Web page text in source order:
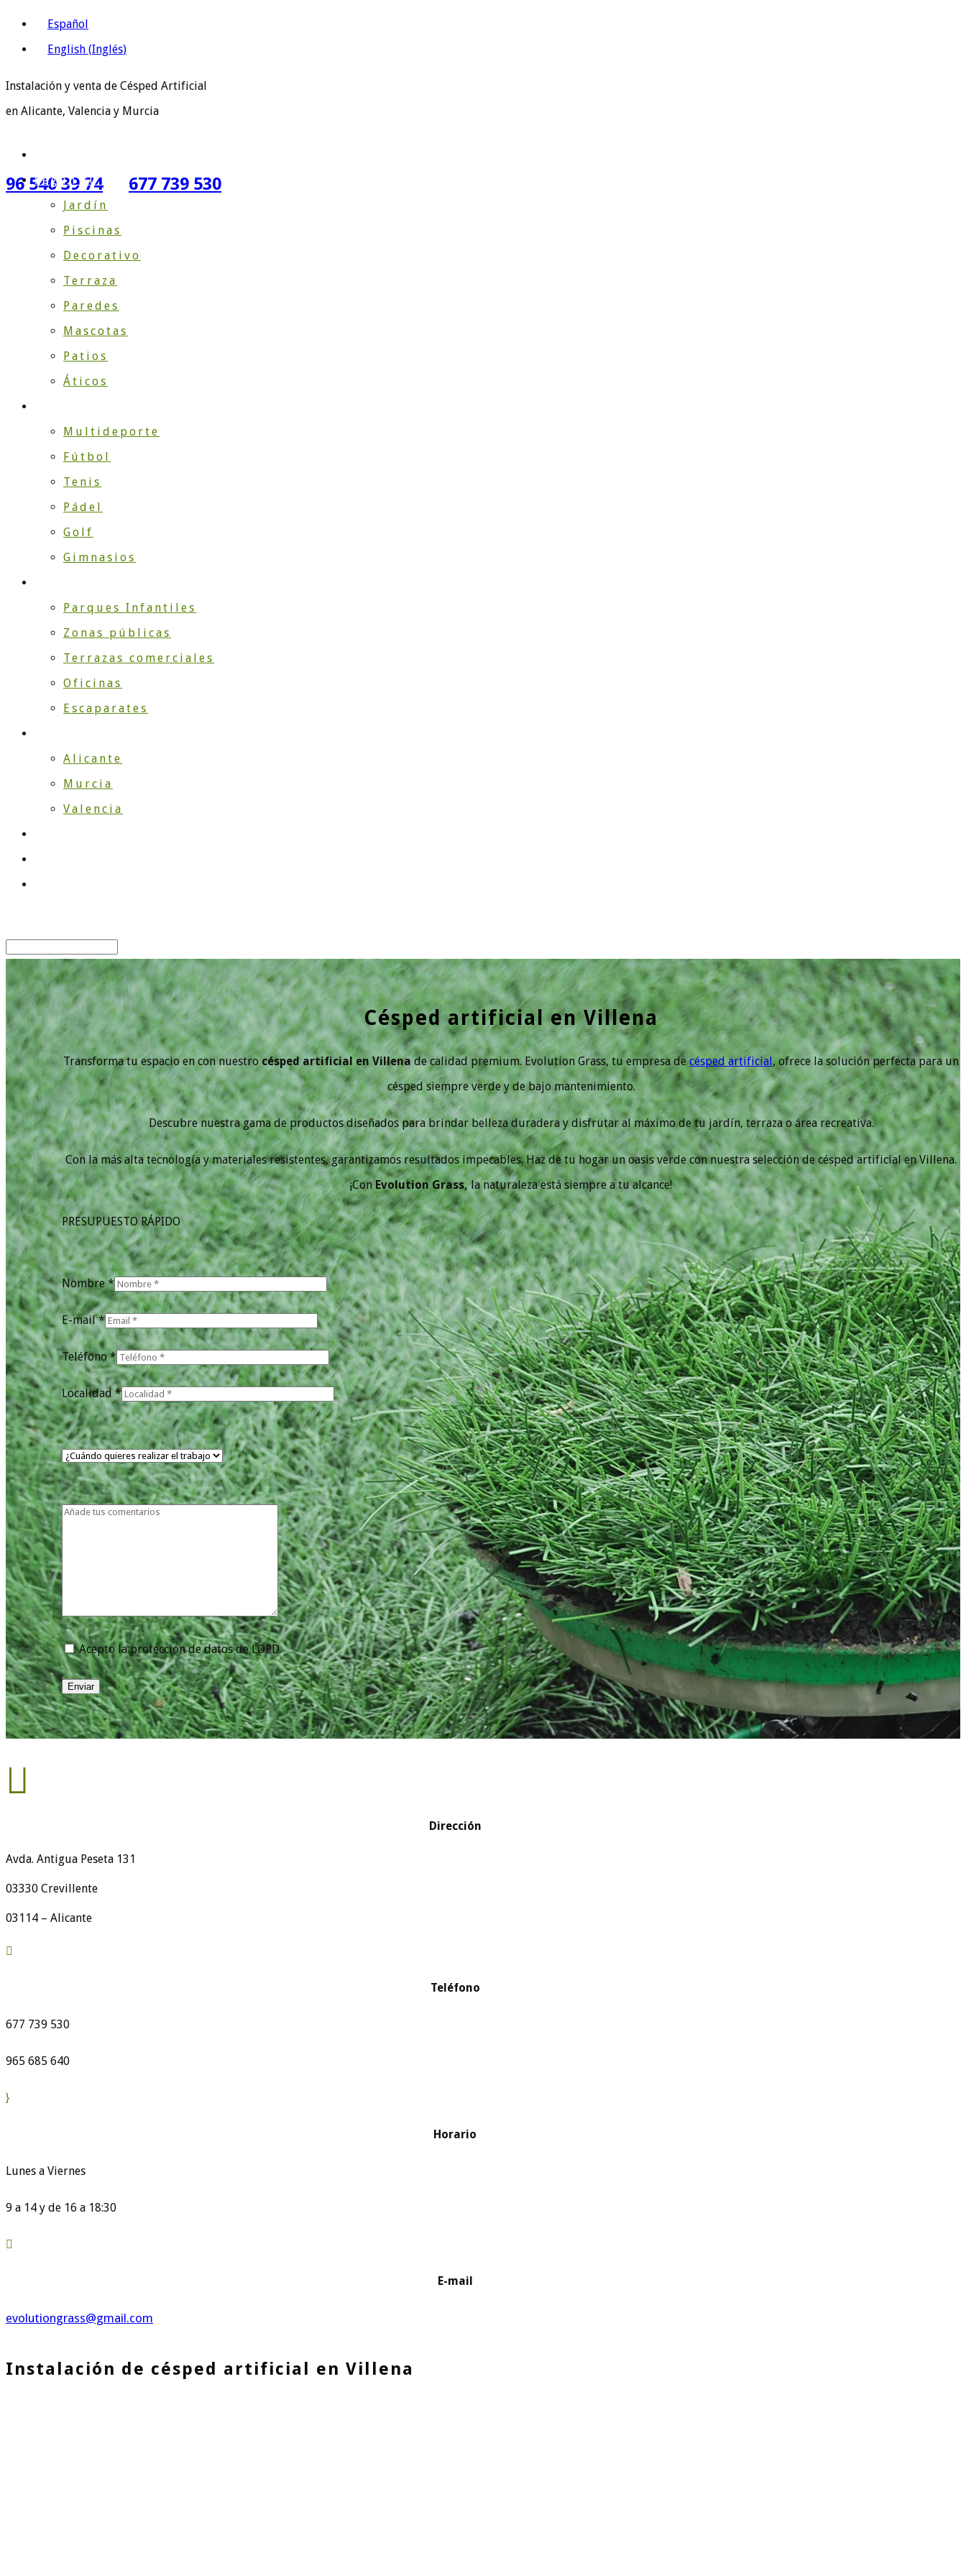
Español
English (Inglés)
Instalación y venta de Césped Artificial
en Alicante, Valencia y Murcia
96 540 39 74 677 739 530
Según su Uso
Jardín
Piscinas
Decorativo
Terraza
Paredes
Mascotas
Patios
Áticos
Multideporte
Fútbol
Tenis
Pádel
Golf
Gimnasios
Parques Infantiles
Zonas públicas
Terrazas comerciales
Oficinas
Escaparates
Alicante
Murcia
Valencia
Césped artificial en Villena
Transforma tu espacio en con nuestrocésped artificial en Villenade calidad premium. Evolution Grass, tu empresa decésped artificial , ofrece la solución perfecta para un
césped siempre verde y de bajo mantenimiento.
Descubre nuestra gama de productos diseñados para brindar belleza duradera y disfrutar al máximo de tu jardín, terraza o área recreativa.
Con la más alta tecnología y materiales resistentes, garantizamos resultados impecables. Haz de tu hogar un oasis verde con nuestra selección de césped artificial en Villena.
¡ConEvolution Grass,la naturaleza está siempre a tu alcance!
PRESUPUESTO RÁPIDO
Nombre *
E-mail *
Teléfono *
Localidad *
Acepto la protección de datos de LOPD
Enviar

Dirección
Avda. Antigua Peseta 131
03330 Crevillente
03114 – Alicante

Teléfono
677 739 530
965 685 640
}
Horario
Lunes a Viernes
9 a 14 y de 16 a 18:30

E-mail
evolutiongrass@gmail.com
Instalación de césped artificial en Villena